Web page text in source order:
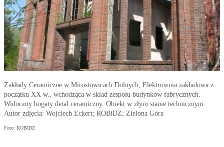
Zakłady Ceramiczne w Mirostowicach Dolnych; Elektrownia zakładowa z
początku XX w., wchodząca w skład zespołu budynków fabrycznych.
Widoczny bogaty detal ceramiczny. Obiekt w złym stanie technicznym.
Autor zdjęcia: Wojciech Eckert; ROBiDZ; Zielona Góra
Foto: KOBIDZ